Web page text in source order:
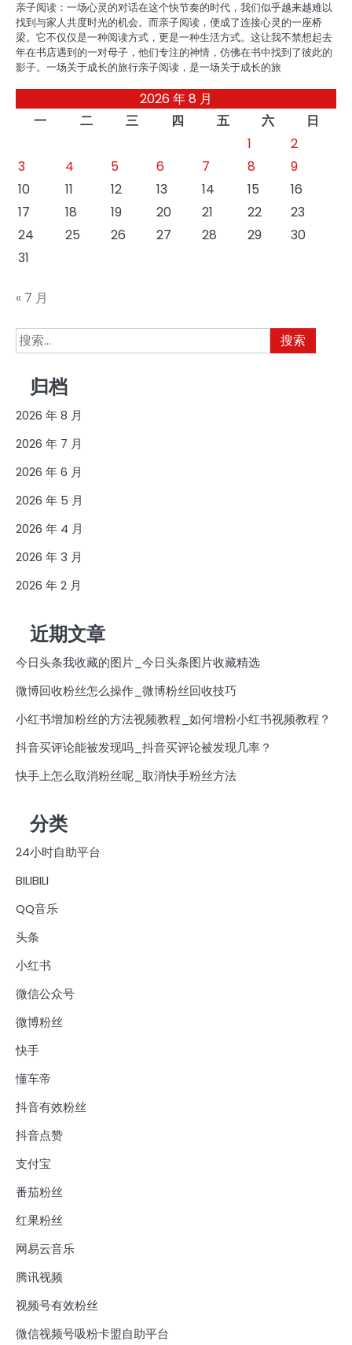
亲子阅读：一场心灵的对话在这个快节奏的时代，我们似乎越来越难以
找到与家人共度时光的机会。而亲子阅读，便成了连接心灵的一座桥
梁。它不仅仅是一种阅读方式，更是一种生活方式。这让我不禁想起去
年在书店遇到的一对母子，他们专注的神情，仿佛在书中找到了彼此的
影子。一场关于成长的旅行亲子阅读，是一场关于成长的旅
2026 年 8 月
一
二 三 四 五 六
日
1
2
3
4 5 6 7 8
9
10
11 12 13 14 15
16
17
18 19 20 21 22
23
24
25 26 27 28 29
30
31
« 7 月
搜
索：
归档
2026 年 8 月
2026 年 7 月
2026 年 6 月
2026 年 5 月
2026 年 4 月
2026 年 3 月
2026 年 2 月
近期文章
今日头条我收藏的图片_今日头条图片收藏精选
微博回收粉丝怎么操作_微博粉丝回收技巧
小红书增加粉丝的方法视频教程_如何增粉小红书视频教程？
抖音买评论能被发现吗_抖音买评论被发现几率？
快手上怎么取消粉丝呢_取消快手粉丝方法
分类
24小时自助平台
BILIBILI
QQ音乐
头条
小红书
微信公众号
微博粉丝
快手
懂车帝
抖音有效粉丝
抖音点赞
支付宝
番茄粉丝
红果粉丝
网易云音乐
腾讯视频
视频号有效粉丝
微信视频号吸粉卡盟自助平台